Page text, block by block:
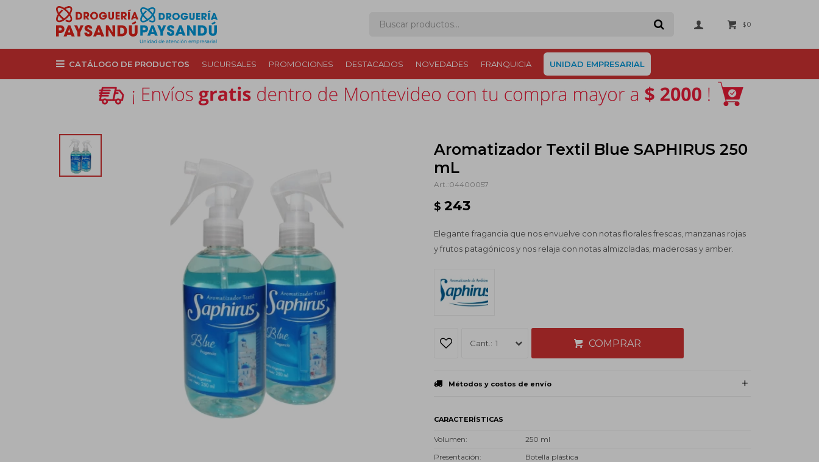
CATÁLOGO DE PRODUCTOS SUCURSALES PROMOCIONES DESTACADOS NOVEDADES FRANQUICIA UNIDAD EMPRESARIAL
$0
Aromatizador Textil Blue SAPHIRUS 250
mL
04400057
$ 243
Elegante fragancia que nos envuelve con notas florales frescas, manzanas rojas
y frutos patagónicos y nos relaja con notas almizcladas, maderosas y amber.
1 COMPRAR
Métodos y costos de envío
CARACTERÍSTICAS
Volumen
250 ml
Presentación
Botella plástica